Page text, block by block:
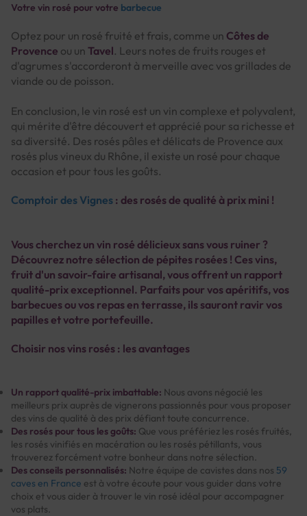
Votre vin rosé pour votre barbecue
Optez pour un rosé fruité et frais, comme un Côtes de
Provence ou un Tavel. Leurs notes de fruits rouges et
d'agrumes s'accorderont à merveille avec vos grillades de
viande ou de poisson.
En conclusion, le vin rosé est un vin complexe et polyvalent,
qui mérite d'être découvert et apprécié pour sa richesse et
sa diversité. Des rosés pâles et délicats de Provence aux
rosés plus vineux du Rhône, il existe un rosé pour chaque
occasion et pour tous les goûts.
Comptoir des Vignes : des rosés de qualité à prix mini !
Vous cherchez un vin rosé délicieux sans vous ruiner ?
Découvrez notre sélection de pépites rosées ! Ces vins,
fruit d'un savoir-faire artisanal, vous offrent un rapport
qualité-prix exceptionnel. Parfaits pour vos apéritifs, vos
barbecues ou vos repas en terrasse, ils sauront ravir vos
papilles et votre portefeuille.
Choisir nos vins rosés : les avantages
Un rapport qualité-prix imbattable: Nous avons négocié les
meilleurs prix auprès de vignerons passionnés pour vous proposer
des vins de qualité à des prix défiant toute concurrence.
Des rosés pour tous les goûts: Que vous préfériez les rosés fruités,
les rosés vinifiés en macération ou les rosés pétillants, vous
trouverez forcément votre bonheur dans notre sélection.
Des conseils personnalisés: Notre équipe de cavistes dans nos 59
caves en France est à votre écoute pour vous guider dans votre
choix et vous aider à trouver le vin rosé idéal pour accompagner
vos plats.